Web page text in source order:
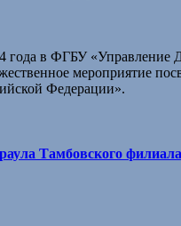
года в ФГБУ
мероприятие
Федерации».
Тамбовского